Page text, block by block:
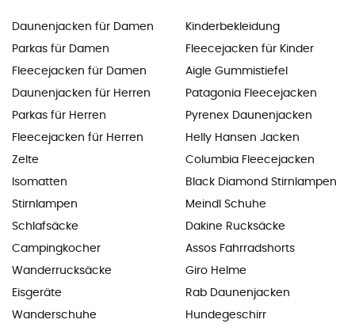
Daunenjacken für Damen
Parkas für Damen
Fleecejacken für Damen
Daunenjacken für Herren
Parkas für Herren
Fleecejacken für Herren
Zelte
Isomatten
Stirnlampen
Schlafsäcke
Campingkocher
Wanderrucksäcke
Eisgeräte
Wanderschuhe
Kinderbekleidung
Fleecejacken für Kinder
Aigle Gummistiefel
Patagonia Fleecejacken
Pyrenex Daunenjacken
Helly Hansen Jacken
Columbia Fleecejacken
Black Diamond Stirnlampen
Meindl Schuhe
Dakine Rucksäcke
Assos Fahrradshorts
Giro Helme
Rab Daunenjacken
Hundegeschirr